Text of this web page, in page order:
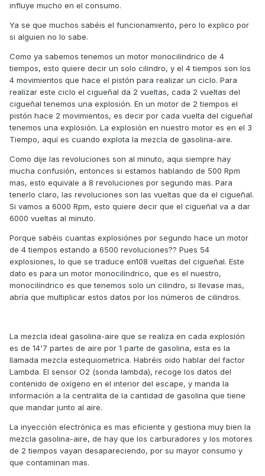
influye mucho en el consumo.
Ya se que muchos sabéis el funcionamiento, pero lo explico por
si alguien no lo sabe.
Como ya sabemos tenemos un motor monocilíndrico de 4
tiempos, esto quiere decir un solo cilindro, y el 4 tiempos son los
4 movimientos que hace el pistón para realizar un ciclo. Para
realizar este ciclo el cigueñal da 2 vueltas, cada 2 vueltas del
cigueñal tenemos una explosión. En un motor de 2 tiempos el
pistón hace 2 movimientos, es decir por cada vuelta del cigueñal
tenemos una explosión. La explosión en nuestro motor es en el 3
Tiempo, aquí es cuando explota la mezcla de gasolina-aire.
Como dije las revoluciones son al minuto, aqui siempre hay
mucha confusión, entonces si estamos hablando de 500 Rpm
mas, esto equivale a 8 revoluciones por segundo mas. Para
tenerlo claro, las revoluciones son las vueltas que da el cigueñal.
Si vamos a 6000 Rpm, esto quiere decir que el cigueñal va a dar
6000 vueltas al minuto.
Porque sabéis cuantas explosiónes por segundo hace un motor
de 4 tiempos estando a 6500 revoluciones?? Pues 54
explosiones, lo que se traduce en108 vueltas del cigueñal. Este
dato es para un motor monocilíndrico, que es el nuestro,
monocilíndrico es que tenemos solo un cilindro, si llevase mas,
abría que multiplicar estos datos por los números de cilindros.
La mezcla ideal gasolina-aire que se realiza en cada explosión
es de 14'7 partes de aire por 1 parte de gasolina, esta es la
llamada mezcla estequiometrica. Habréis oido hablar del factor
Lambda. El sensor O2 (sonda lambda), recoge los datos del
contenido de oxígeno en el interior del escape, y manda la
información a la centralita de la cantidad de gasolina que tiene
que mandar junto al aire.
La inyección electrónica es mas eficiente y gestiona muy bien la
mezcla gasolina-aire, de hay que los carburadores y los motores
de 2 tiempos vayan desapareciendo, por su mayor consumo y
que contaminan mas.